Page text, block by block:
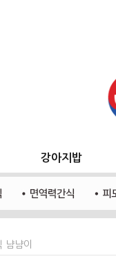
강아지밥
냠이